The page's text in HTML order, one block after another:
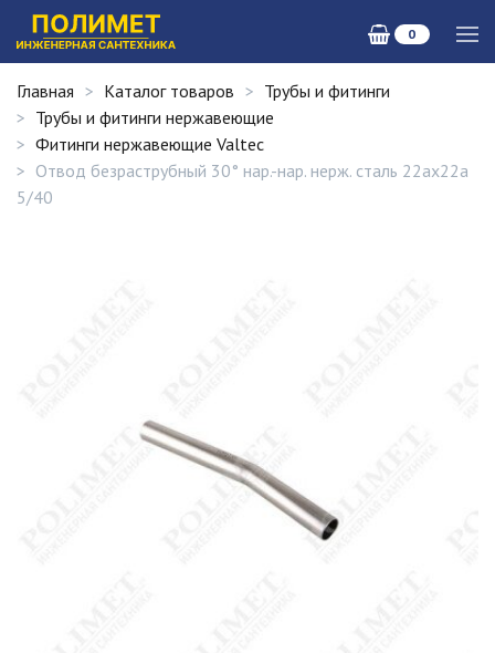
0
Главная Каталог товаров
Трубы и фитинги
Трубы и фитинги нержавеющие
Фитинги нержавеющие Valtec
Oтвод безраструбный 30° нар.-нар. нерж. сталь 22ах22а
5/40